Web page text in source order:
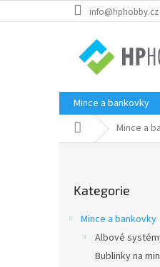
na
info@hphobby.cz
Mince a bankovky
Domů Mince a
kategorie
Kategorie
Mince a bankovky
Albové
Bublinky na